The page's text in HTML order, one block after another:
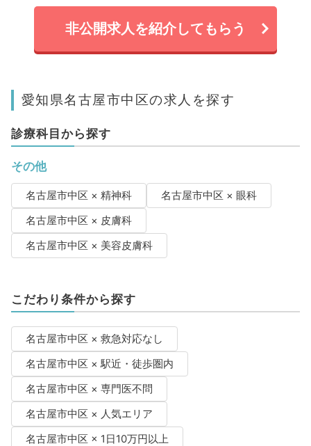
非公開求人を紹介してもらう
愛知県名古屋市中区の求人を探す
診療科目から探す
その他
名古屋市中区 × 精神科
名古屋市中区 × 眼科
名古屋市中区 × 皮膚科
名古屋市中区 × 美容皮膚科
こだわり条件から探す
名古屋市中区 × 救急対応なし
名古屋市中区 × 駅近・徒歩圏内
名古屋市中区 × 専門医不問
名古屋市中区 × 人気エリア
名古屋市中区 × 1日10万円以上